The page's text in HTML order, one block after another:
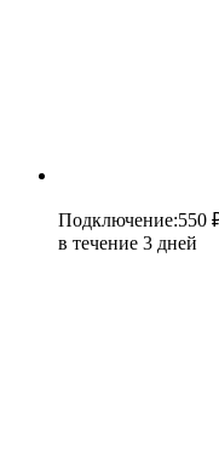
Подключение:550
в течение 3 дней